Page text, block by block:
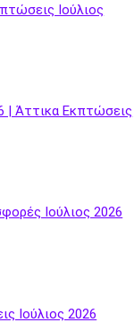
Ιούλιος
| Άττικα Εκπτώσεις
Ιούλιος 2026
Ιούλιος 2026